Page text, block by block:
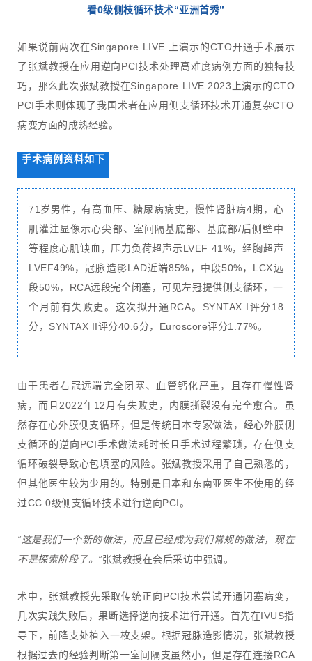
看0级侧枝循环技术“亚洲首秀”
如果说前两次在Singapore LIVE 上演示的CTO开通手术展示
了张斌教授在应用逆向PCI技术处理高难度病例方面的独特技
巧，那么此次张斌教授在Singapore LIVE 2023上演示的CTO
PCI手术则体现了我国术者在应用侧支循环技术开通复杂CTO
病变方面的成熟经验。
手术病例资料如下
71岁男性，有高血压、糖尿病病史，慢性肾脏病4期，心
肌灌注显像示心尖部、室间隔基底部、基底部/后侧壁中
等程度心肌缺血，压力负荷超声示LVEF 41%，经胸超声
LVEF49%，冠脉造影LAD近端85%，中段50%，LCX远
段50%，RCA远段完全闭塞，可见左冠提供侧支循环，一
个月前有失败史。这次拟开通RCA。SYNTAX I评分18
分，SYNTAX II评分40.6分，Euroscore评分1.77%。
由于患者右冠远端完全闭塞、血管钙化严重，且存在慢性肾
病，而且2022年12月有失败史，内膜撕裂没有完全愈合。虽
然存在心外膜侧支循环，但是传统日本专家做法，经心外膜侧
支循环的逆向PCI手术做法耗时长且手术过程繁琐，存在侧支
循环破裂导致心包填塞的风险。张斌教授采用了自己熟悉的，
但其他医生较为少用的。特别是日本和东南亚医生不使用的经
过CC 0级侧支循环技术进行逆向PCI。
“这是我们一个新的做法，而且已经成为我们常规的做法，现在
不是探索阶段了。”张斌教授在会后采访中强调。
术中，张斌教授先采取传统正向PCI技术尝试开通闭塞病变，
几次实践失败后，果断选择逆向技术进行开通。首先在IVUS指
导下，前降支处植入一枚支架。根据冠脉造影情况，张斌教授
根据过去的经验判断第一室间隔支虽然小，但是存在连接RCA